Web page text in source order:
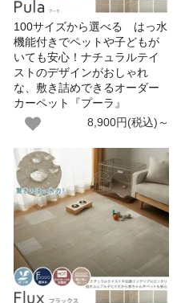
100サイズから選べる はっ水
機能付きでペットや子どもが
いても安心！ナチュラルテイ
ストのデザインがおしゃれ
な、敷き詰めできるオーダー
カーペット『プーラ』
8,900円(税込)～